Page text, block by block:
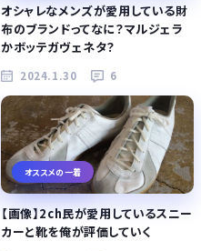
オシャレなメンズが愛用している財
布のブランドってなに？マルジェラ
かボッテガヴェネタ？
2024.1.30 6
オススメの一着
【画像】2ch民が愛用しているスニー
カーと靴を俺が評価していく